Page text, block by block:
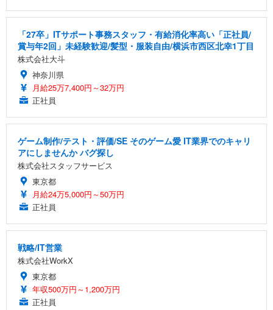
「27卒」ITサポート事務スタッフ・有給消化率高い「正社員/
賞与年2回」未経験歓迎/髪型・服装自由/横浜市西区北幸1丁目
株式会社大斗
神奈川県
月給25万7,400円～32万円
正社員
ゲーム制作/テスト・評価/SE そのゲーム愛 IT業界でのキャリ
アにしませんか バグ探し
株式会社スタッフサービス
東京都
月給24万5,000円～50万円
正社員
戦略/IT営業
株式会社WorkX
東京都
年収500万円～1,200万円
正社員